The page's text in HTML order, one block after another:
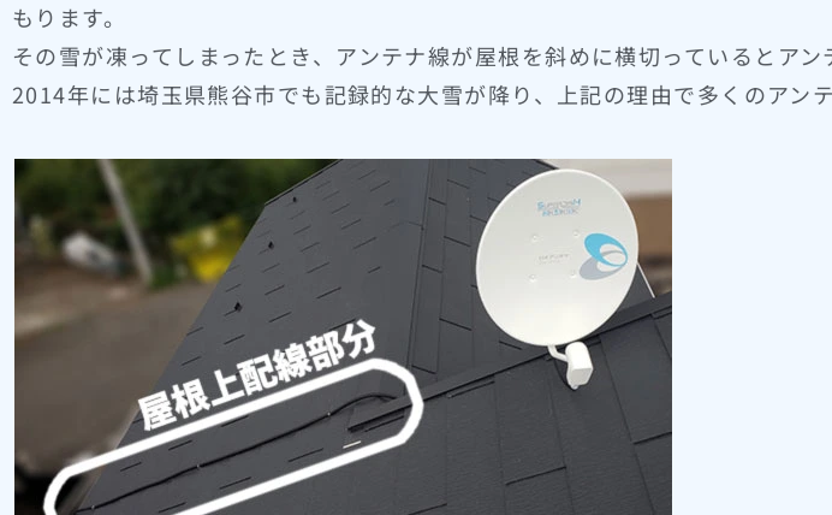
もります。
その雪が凍ってしまったとき、アンテナ線が屋根を斜めに横切っているとアン
2014年には埼玉県熊谷市でも記録的な大雪が降り、上記の理由で多くのアン